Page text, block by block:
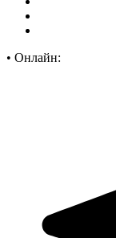
• Онлайн: